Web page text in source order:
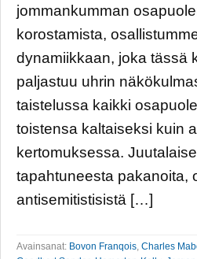
jommankumman
korostamista,
dynamiikkaan, joka tässä
paljastuu uhrin
taistelussa kaikki
toistensa kaltaiseksi kuin
kertomuksessa.
tapahtuneesta pakanoita,
antisemitistisistä […]
Avainsanat: Bovon Franqois Charles